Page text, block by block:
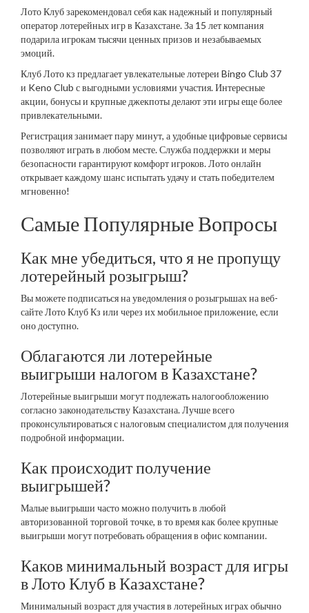
Лото Клуб зарекомендовал себя как надежный и популярный
оператор лотерейных игр в Казахстане. За 15 лет компания
подарила игрокам тысячи ценных призов и незабываемых
эмоций.
Клуб Лото кз предлагает увлекательные лотереи Bingo Club 37
и Keno Club с выгодными условиями участия. Интересные
акции, бонусы и крупные джекпоты делают эти игры еще более
привлекательными.
Регистрация занимает пару минут, а удобные цифровые сервисы
позволяют играть в любом месте. Служба поддержки и меры
безопасности гарантируют комфорт игроков. Лото онлайн
открывает каждому шанс испытать удачу и стать победителем
мгновенно!
Самые Популярные Вопросы
Как мне убедиться, что я не пропущу
лотерейный розыгрыш?
Вы можете подписаться на уведомления о розыгрышах на веб-
сайте Лото Клуб Кз или через их мобильное приложение, если
оно доступно.
Облагаются ли лотерейные
выигрыши налогом в Казахстане?
Лотерейные выигрыши могут подлежать налогообложению
согласно законодательству Казахстана. Лучше всего
проконсультироваться с налоговым специалистом для получения
подробной информации.
Как происходит получение
выигрышей?
Малые выигрыши часто можно получить в любой
авторизованной торговой точке, в то время как более крупные
выигрыши могут потребовать обращения в офис компании.
Каков минимальный возраст для игры
в Лото Клуб в Казахстане?
Минимальный возраст для участия в лотерейных играх обычно